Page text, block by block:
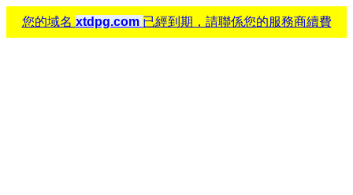
您的域名 xtdpg.com 已經到期，請聯係您的服務商續費